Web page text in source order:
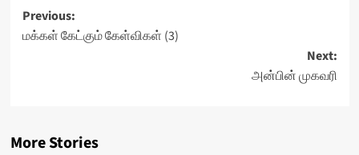
Post
navigation
Previous:
மக்கள் கேட்கும் கேள்விகள் (3)
Next:
அன்பின் முகவரி
More Stories